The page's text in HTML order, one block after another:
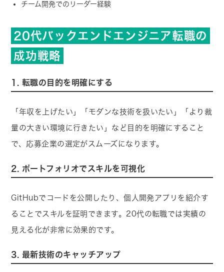
チーム開発でのリーダー経験
20代バックエンドエンジニア転職の
成功戦略
1. 転職の目的を明確にする
「年収を上げたい」「モダンな技術を扱いたい」「より裁
量の大きい環境に行きたい」など目的を明確にすること
で、応募企業の選定がスムーズになります。
2. ポートフォリオでスキルを可視化
GitHubでコードを公開したり、個人開発アプリを紹介す
ることでスキルを証明できます。20代の転職では実績の
見える化が非常に効果的です。
3. 最新技術のキャッチアップ